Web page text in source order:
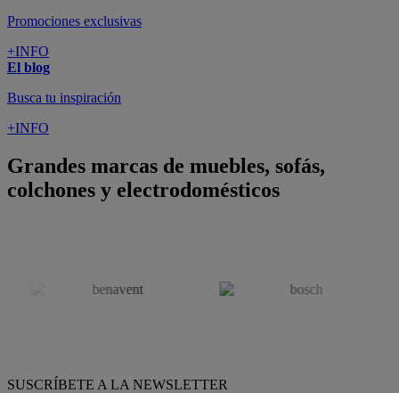
Promociones exclusivas
+INFO
El blog
Busca tu inspiración
+INFO
Grandes marcas de muebles, sofás,
colchones y electrodomésticos
SUSCRÍBETE A LA NEWSLETTER